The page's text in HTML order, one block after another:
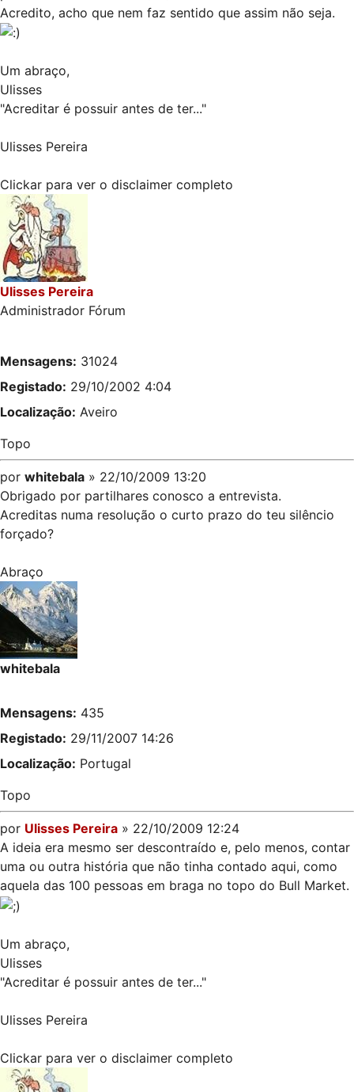
Acredito, acho que nem faz sentido que assim não seja.
Um abraço,
Ulisses
"Acreditar é possuir antes de ter..."
Ulisses Pereira
Clickar para ver o disclaimer completo
Ulisses Pereira
Administrador Fórum
Mensagens: 31024
Registado: 29/10/2002 4:04
Localização: Aveiro
Topo
por whitebala » 22/10/2009 13:20
Obrigado por partilhares conosco a entrevista.
Acreditas numa resolução o curto prazo do teu silêncio
forçado?
Abraço
whitebala
Mensagens: 435
Registado: 29/11/2007 14:26
Localização: Portugal
Topo
por Ulisses Pereira » 22/10/2009 12:24
A ideia era mesmo ser descontraído e, pelo menos, contar
uma ou outra história que não tinha contado aqui, como
aquela das 100 pessoas em braga no topo do Bull Market.
Um abraço,
Ulisses
"Acreditar é possuir antes de ter..."
Ulisses Pereira
Clickar para ver o disclaimer completo